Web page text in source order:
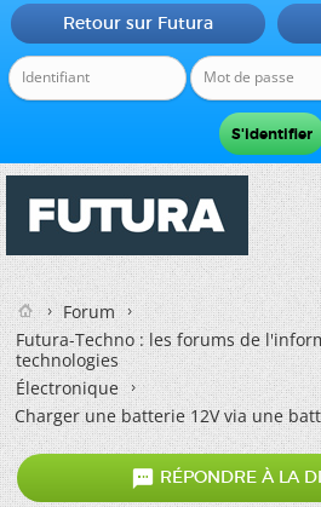
Retour sur Futura
Forum
Futura-Techno : les forums de
technologies
Électronique
Charger une batterie 12V via une
 RÉPONDRE À LA